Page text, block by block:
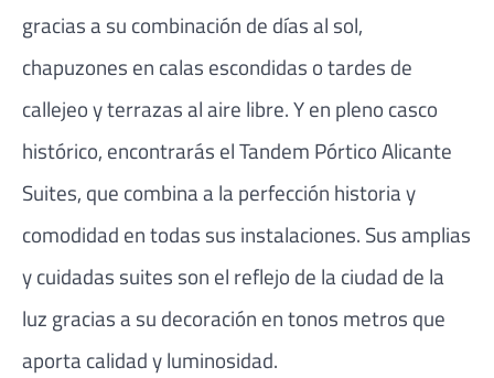
gracias a su combinación de días al sol,
chapuzones en calas escondidas o tardes de
callejeo y terrazas al aire libre. Y en pleno casco
histórico, encontrarás el Tandem Pórtico Alicante
Suites, que combina a la perfección historia y
comodidad en todas sus instalaciones. Sus amplias
y cuidadas suites son el reflejo de la ciudad de la
luz gracias a su decoración en tonos metros que
aporta calidad y luminosidad.